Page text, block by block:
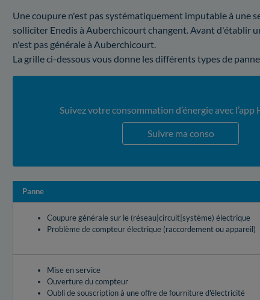
Une coupure n'est pas systématiquement imputable à une
solliciter Enedis à Auberchicourt changent. Avant d'établir
n'est pas générale à Auberchicourt.
La grille ci-dessous vous donne les différents types de
Suivez votre consommation d’énergie avec
Suivre ma conso
Panne
Coupure générale sur le (réseau|circuit|système) électrique
Problème de compteur électrique (raccordement ou appareil)
Mise en service
Ouverture du compteur
Oubli de souscription à une offre de fourniture d'électricité